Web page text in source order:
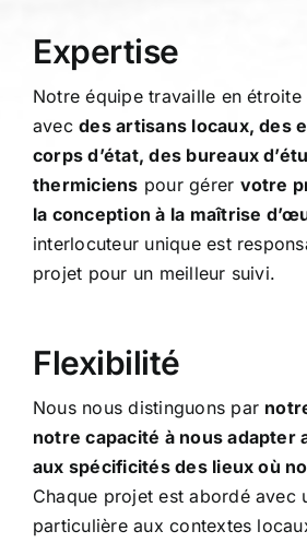
Expertise
Notre équipe travaille en
avecdes artisans locaux, des
corps d’état, des bureaux
thermiciens pour gérer votre
la conception à la maîtrise
interlocuteur unique est
projet pour un meilleur suivi.
Flexibilité
Nous nous distinguons par
notre capacité à nous adapter
aux spécificités des lieux où
Chaque projet est abordé avec
particulière aux contextes